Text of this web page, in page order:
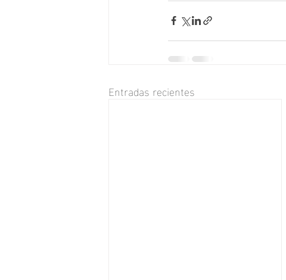
Entradas recientes